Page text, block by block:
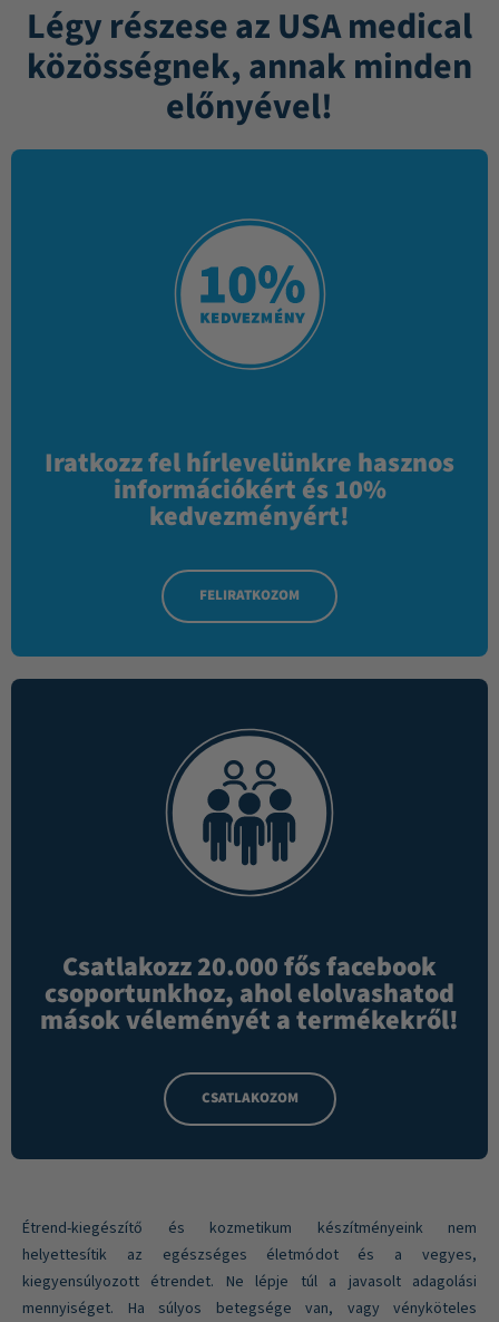
Légy részese az USA medical
közösségnek, annak minden
előnyével!
Iratkozz fel hírlevelünkre hasznos
információkért és 10%
kedvezményért!
FELIRATKOZOM
Csatlakozz 20.000 fős facebook
csoportunkhoz, ahol elolvashatod
mások véleményét a termékekről!
CSATLAKOZOM
Étrend-kiegészítő és kozmetikum készítményeink nem
helyettesítik az egészséges életmódot és a vegyes,
kiegyensúlyozott étrendet. Ne lépje túl a javasolt adagolási
mennyiséget. Ha súlyos betegsége van, vagy vényköteles